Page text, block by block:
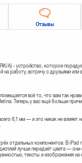
Отзывы
A) - устройство, которое
работу, встречу с друзьями
всё то, что вам так
Теперь у вас ещё больше
6,1 мм — и это никак не влияет
отдельных компонентов. В
лучше передаёт цвета —
тексты и изображения на